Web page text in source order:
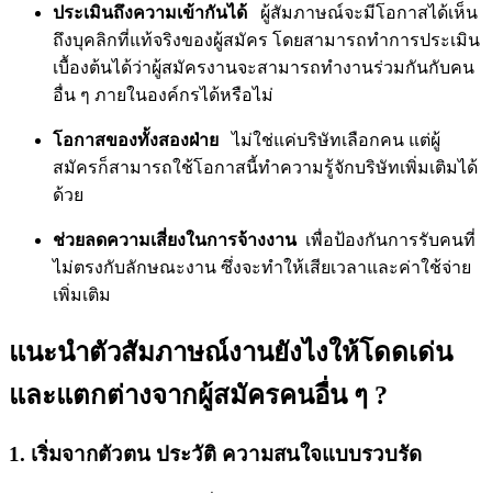
ประเมินถึงความเข้ากันได้ ผู้สัมภาษณ์จะมีโอกาสได้เห็น
ถึงบุคลิกที่แท้จริงของผู้สมัคร โดยสามารถทำการประเมิน
เบื้องต้นได้ว่าผู้สมัครงานจะสามารถทำงานร่วมกันกับคน
อื่น ๆ ภายในองค์กรได้หรือไม่
โอกาสของทั้งสองฝ่าย ไม่ใช่แค่บริษัทเลือกคน แต่ผู้
สมัครก็สามารถใช้โอกาสนี้ทำความรู้จักบริษัทเพิ่มเติมได้
ด้วย
ช่วยลดความเสี่ยงในการจ้างงานเพื่อป้องกันการรับคนที่
ไม่ตรงกับลักษณะงาน ซึ่งจะทำให้เสียเวลาและค่าใช้จ่าย
เพิ่มเติม
แนะนำตัวสัมภาษณ์งานยังไงให้โดดเด่น
และแตกต่างจากผู้สมัครคนอื่น ๆ ?
1. เริ่มจากตัวตน ประวัติ ความสนใจแบบรวบรัด